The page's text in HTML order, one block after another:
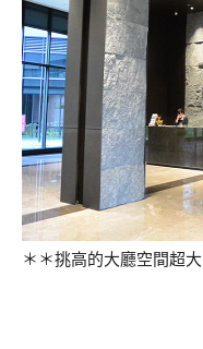
＊＊挑高的大廳空間超大